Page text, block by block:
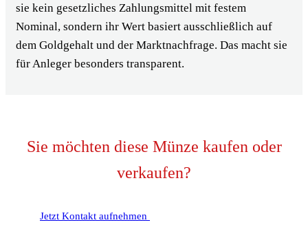
sie kein gesetzliches Zahlungsmittel mit festem
Nominal, sondern ihr Wert basiert ausschließlich auf
dem Goldgehalt und der Marktnachfrage. Das macht sie
für Anleger besonders transparent.
Sie möchten diese Münze kaufen oder
verkaufen?
Jetzt Kontakt aufnehmen